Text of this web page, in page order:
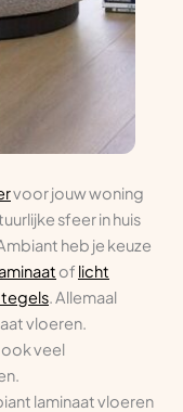
voor jouw woning
sfeer in huis
heb je keuze
of licht
tegels. Allemaal
vloeren.
ook veel
laminaat vloeren